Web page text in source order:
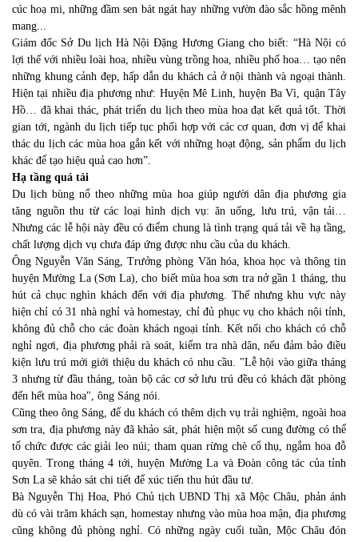
cúc hoạ mi, những đầm sen bát ngát hay những vườn đào sắc hồng mênh
mang...
Giám đốc Sở Du lịch Hà Nội Đặng Hương Giang cho biết: “Hà Nội có
lợi thế với nhiều loài hoa, nhiều vùng trồng hoa, nhiều phố hoa… tạo nên
những khung cảnh đẹp, hấp dẫn du khách cả ở nội thành và ngoại thành.
Hiện tại nhiều địa phương như: Huyện Mê Linh, huyện Ba Vì, quận Tây
Hồ… đã khai thác, phát triển du lịch theo mùa hoa đạt kết quả tốt. Thời
gian tới, ngành du lịch tiếp tục phối hợp với các cơ quan, đơn vị để khai
thác du lịch các mùa hoa gắn kết với những hoạt động, sản phẩm du lịch
khác để tạo hiệu quả cao hơn”.
Hạ tầng quá tải
Du lịch bùng nổ theo những mùa hoa giúp người dân địa phương gia
tăng nguồn thu từ các loại hình dịch vụ: ăn uống, lưu trú, vận tải…
Nhưng các lễ hội này đều có điểm chung là tình trạng quá tải về hạ tầng,
chất lượng dịch vụ chưa đáp ứng được nhu cầu của du khách.
Ông Nguyễn Văn Sáng, Trưởng phòng Văn hóa, khoa học và thông tin
huyện Mường La (Sơn La), cho biết mùa hoa sơn tra nở gần 1 tháng, thu
hút cả chục nghìn khách đến với địa phương. Thế nhưng khu vực này
hiện chỉ có 31 nhà nghỉ và homestay, chỉ đủ phục vụ cho khách nội tỉnh,
không đủ chỗ cho các đoàn khách ngoại tỉnh. Kết nối cho khách có chỗ
nghỉ ngơi, địa phương phải rà soát, kiểm tra nhà dân, nếu đảm bảo điều
kiện lưu trú mới giới thiệu du khách có nhu cầu. "Lễ hội vào giữa tháng
3 nhưng từ đầu tháng, toàn bộ các cơ sở lưu trú đều có khách đặt phòng
đến hết mùa hoa", ông Sáng nói.
Cũng theo ông Sáng, để du khách có thêm dịch vụ trải nghiệm, ngoài hoa
sơn tra, địa phương này đã khảo sát, phát hiện một số cung đường có thể
tổ chức được các giải leo núi; tham quan rừng chè cổ thụ, ngắm hoa đỗ
quyên. Trong tháng 4 tới, huyện Mường La và Đoàn công tác của tỉnh
Sơn La sẽ khảo sát chi tiết để xúc tiến thu hút đầu tư.
Bà Nguyễn Thị Hoa, Phó Chủ tịch UBND Thị xã Mộc Châu, phản ánh
dù có vài trăm khách sạn, homestay nhưng vào mùa hoa mận, địa phương
cũng không đủ phòng nghỉ. Có những ngày cuối tuần, Mộc Châu đón